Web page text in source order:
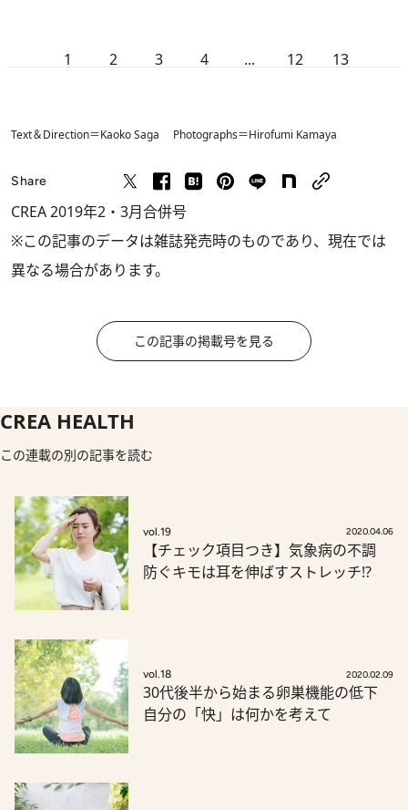
1 2 3 4 ... 12 13
Text＆Direction＝Kaoko Saga Photographs＝Hirofumi Kamaya
Share
CREA 2019年2・3月合併号
※この記事のデータは雑誌発売時のものであり、現在では
異なる場合があります。
この記事の掲載号を見る
CREA HEALTH
この連載の別の記事を読む
vol.19 2020.04.06
【チェック項目つき】気象病の不調
防ぐキモは耳を伸ばすストレッチ⁉
vol.18 2020.02.09
30代後半から始まる卵巣機能の低下
自分の「快」は何かを考えて